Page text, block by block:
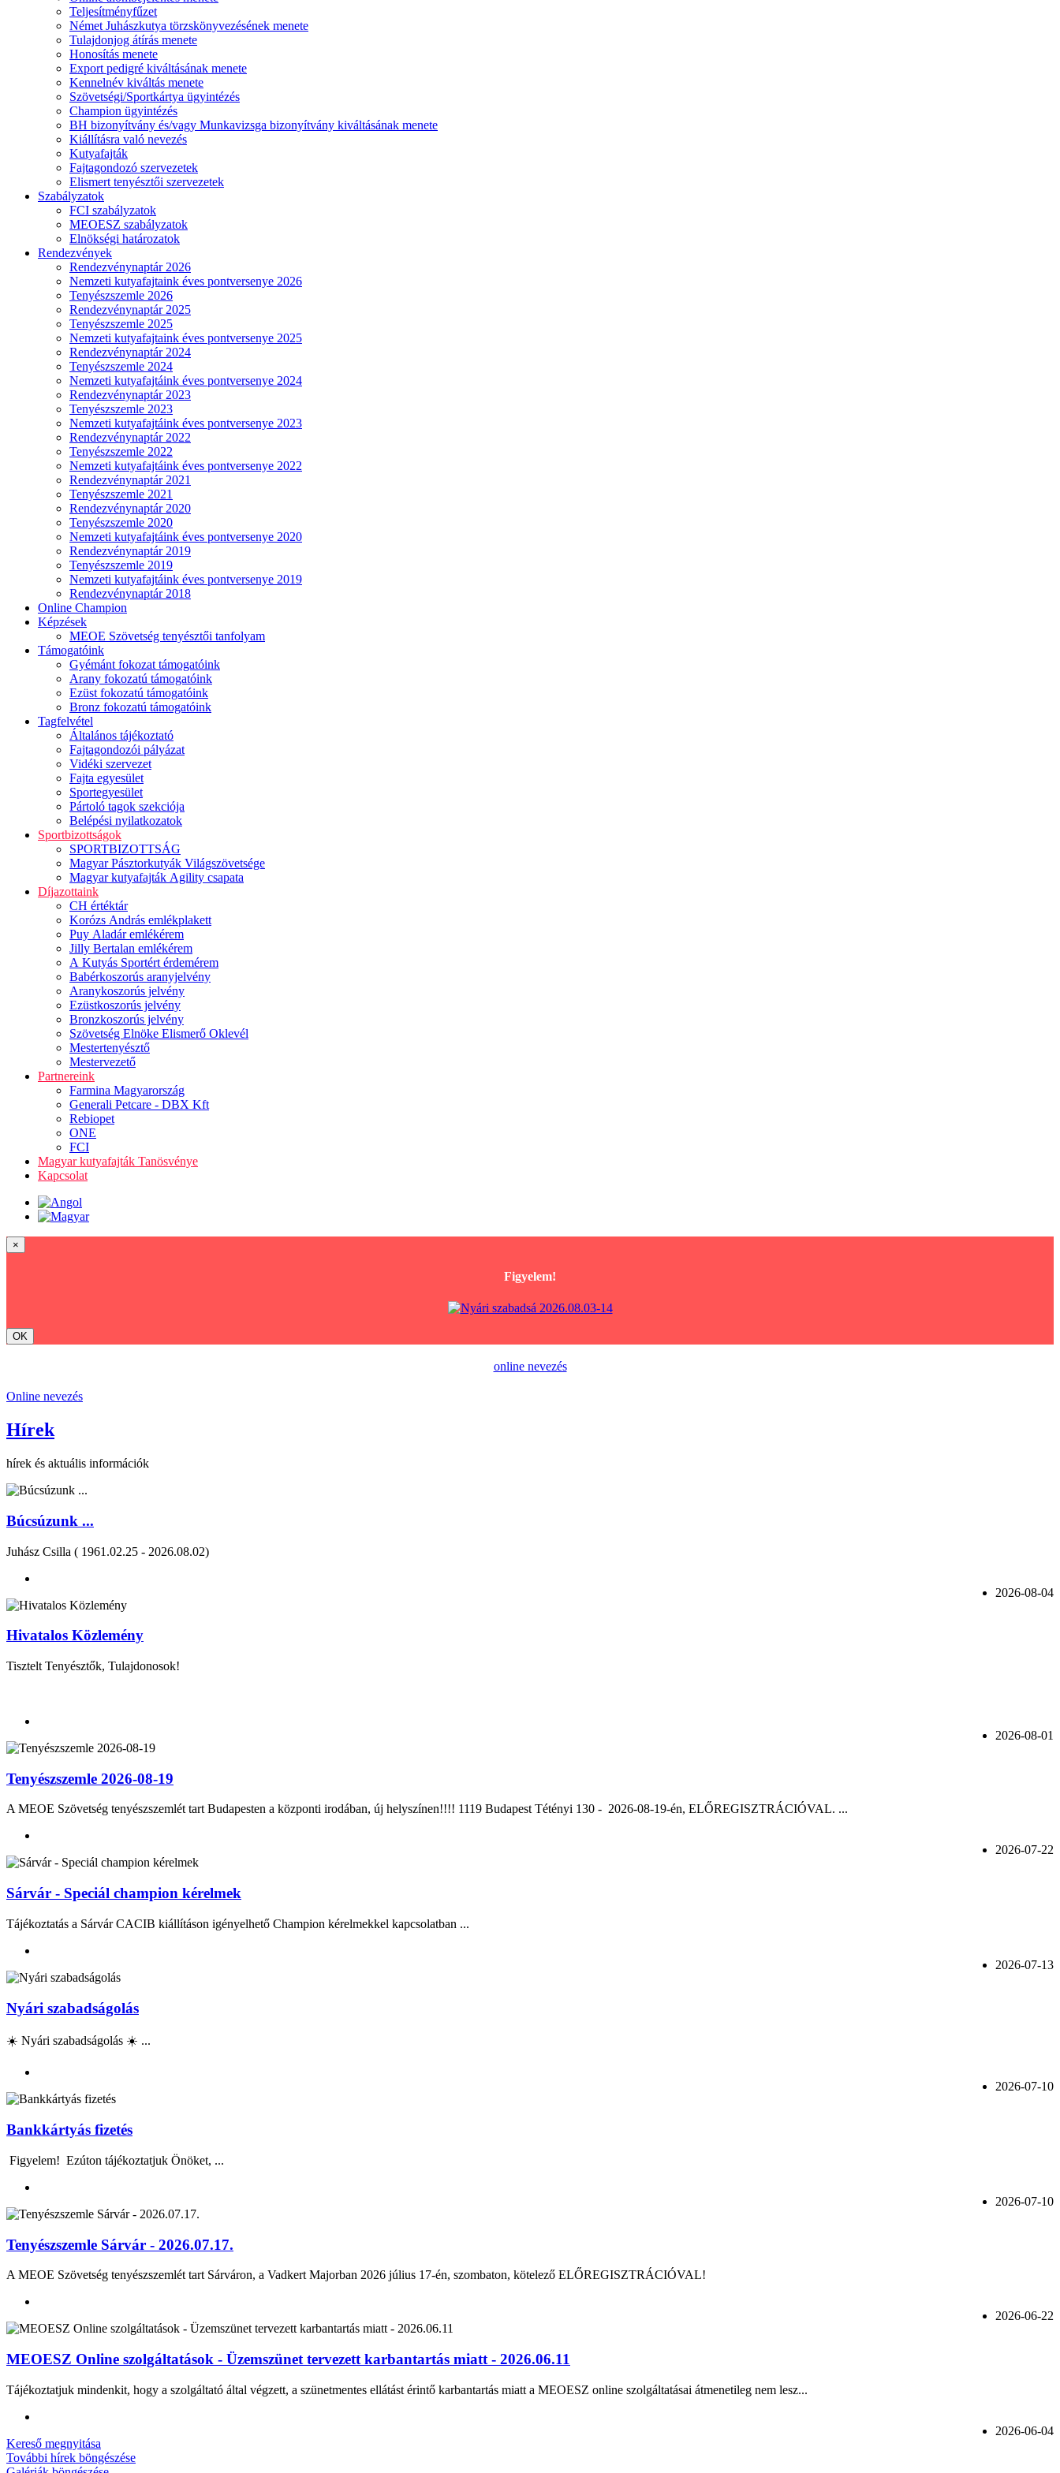
Teljesítményfűzet
Német Juhászkutya törzskönyvezésének menete
Tulajdonjog átírás menete
Honosítás menete
Export pedigré kiváltásának menete
Kennelnév kiváltás menete
Szövetségi/Sportkártya ügyintézés
Champion ügyintézés
BH bizonyítvány és/vagy Munkavizsga bizonyítvány kiváltásának menete
Kiállításra való nevezés
Kutyafajták
Fajtagondozó szervezetek
Elismert tenyésztői szervezetek
Szabályzatok
FCI szabályzatok
MEOESZ szabályzatok
Elnökségi határozatok
Rendezvények
Rendezvénynaptár 2026
Nemzeti kutyafajtaink éves pontversenye 2026
Tenyészszemle 2026
Rendezvénynaptár 2025
Tenyészszemle 2025
Nemzeti kutyafajtaink éves pontversenye 2025
Rendezvénynaptár 2024
Tenyészszemle 2024
Nemzeti kutyafajtáink éves pontversenye 2024
Rendezvénynaptár 2023
Tenyészszemle 2023
Nemzeti kutyafajtáink éves pontversenye 2023
Rendezvénynaptár 2022
Tenyészszemle 2022
Nemzeti kutyafajtáink éves pontversenye 2022
Rendezvénynaptár 2021
Tenyészszemle 2021
Rendezvénynaptár 2020
Tenyészszemle 2020
Nemzeti kutyafajtáink éves pontversenye 2020
Rendezvénynaptár 2019
Tenyészszemle 2019
Nemzeti kutyafajtáink éves pontversenye 2019
Rendezvénynaptár 2018
Online Champion
Képzések
MEOE Szövetség tenyésztői tanfolyam
Támogatóink
Gyémánt fokozat támogatóink
Arany fokozatú támogatóink
Ezüst fokozatú támogatóink
Bronz fokozatú támogatóink
Tagfelvétel
Általános tájékoztató
Fajtagondozói pályázat
Vidéki szervezet
Fajta egyesület
Sportegyesület
Pártoló tagok szekciója
Belépési nyilatkozatok
Sportbizottságok
SPORTBIZOTTSÁG
Magyar Pásztorkutyák Világszövetsége
Magyar kutyafajták Agility csapata
Díjazottaink
CH értéktár
Korózs András emlékplakett
Puy Aladár emlékérem
Jilly Bertalan emlékérem
A Kutyás Sportért érdemérem
Babérkoszorús aranyjelvény
Aranykoszorús jelvény
Ezüstkoszorús jelvény
Bronzkoszorús jelvény
Szövetség Elnöke Elismerő Oklevél
Mestertenyésztő
Mestervezető
Partnereink
Farmina Magyarország
Generali Petcare - DBX Kft
Rebiopet
ONE
FCI
Magyar kutyafajták Tanösvénye
Kapcsolat
×
Figyelem!
OK
online nevezés
Online nevezés
Hírek
hírek és aktuális információk
Búcsúzunk ...
Juhász Csilla ( 1961.02.25 - 2026.08.02)
2026-08-04
Hivatalos Közlemény
Tisztelt Tenyésztők, Tulajdonosok!
2026-08-01
Tenyészszemle 2026-08-19
A MEOE Szövetség tenyészszemlét tart Budapesten a központi irodában, új helyszínen!!!! 1119 Budapest Tétényi 130 - 2026-08-19-én, ELŐREGISZTRÁCIÓVAL. ...
2026-07-22
Sárvár - Speciál champion kérelmek
Tájékoztatás a Sárvár CACIB kiállításon igényelhető Champion kérelmekkel kapcsolatban ...
2026-07-13
Nyári szabadságolás
☀️ Nyári szabadságolás ☀️ ...
2026-07-10
Bankkártyás fizetés
Figyelem! Ezúton tájékoztatjuk Önöket, ...
2026-07-10
Tenyészszemle Sárvár - 2026.07.17.
A MEOE Szövetség tenyészszemlét tart Sárváron, a Vadkert Majorban 2026 július 17-én, szombaton, kötelező ELŐREGISZTRÁCIÓVAL!
2026-06-22
MEOESZ Online szolgáltatások - Üzemszünet tervezett karbantartás miatt - 2026.06.11
Tájékoztatjuk mindenkit, hogy a szolgáltató által végzett, a szünetmentes ellátást érintő karbantartás miatt a MEOESZ online szolgáltatásai átmenetileg nem lesz...
2026-06-04
Kereső megnyitása
További hírek böngészése